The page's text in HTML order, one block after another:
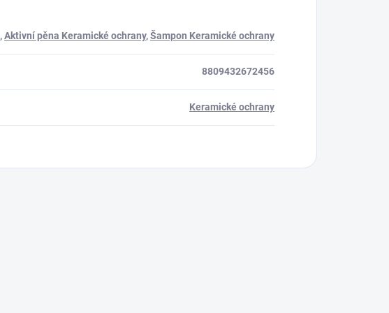
,Aktivní pěna Keramické ochrany,Šampon Keramické ochrany
8809432672456
Keramické ochrany